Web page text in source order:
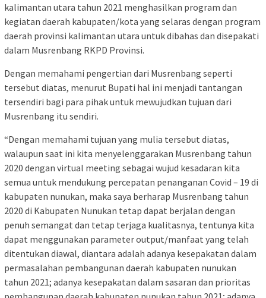
kalimantan utara tahun 2021 menghasilkan program dan
kegiatan daerah kabupaten/kota yang selaras dengan program
daerah provinsi kalimantan utara untuk dibahas dan disepakati
dalam Musrenbang RKPD Provinsi.
Dengan memahami pengertian dari Musrenbang seperti
tersebut diatas, menurut Bupati hal ini menjadi tantangan
tersendiri bagi para pihak untuk mewujudkan tujuan dari
Musrenbang itu sendiri.
“Dengan memahami tujuan yang mulia tersebut diatas,
walaupun saat ini kita menyelenggarakan Musrenbang tahun
2020 dengan virtual meeting sebagai wujud kesadaran kita
semua untuk mendukung percepatan penanganan Covid – 19 di
kabupaten nunukan, maka saya berharap Musrenbang tahun
2020 di Kabupaten Nunukan tetap dapat berjalan dengan
penuh semangat dan tetap terjaga kualitasnya, tentunya kita
dapat menggunakan parameter output/manfaat yang telah
ditentukan diawal, diantara adalah adanya kesepakatan dalam
permasalahan pembangunan daerah kabupaten nunukan
tahun 2021; adanya kesepakatan dalam sasaran dan prioritas